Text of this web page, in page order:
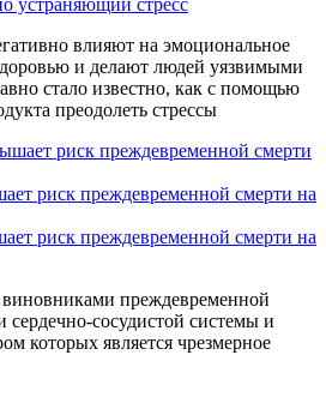
устраняющий стресс
влияют на эмоциональное
и делают людей уязвимыми
стало известно, как с помощью
преодолеть стрессы
риск преждевременной смерти на
риск преждевременной смерти на
преждевременной
сердечно-сосудистой системы и
которых является чрезмерное